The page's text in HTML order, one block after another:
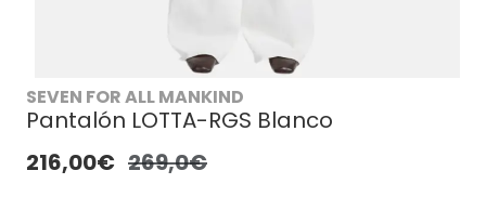
SEVEN FOR ALL MANKIND
Pantalón LOTTA-RGS Blanco
216,00€ 269,0€